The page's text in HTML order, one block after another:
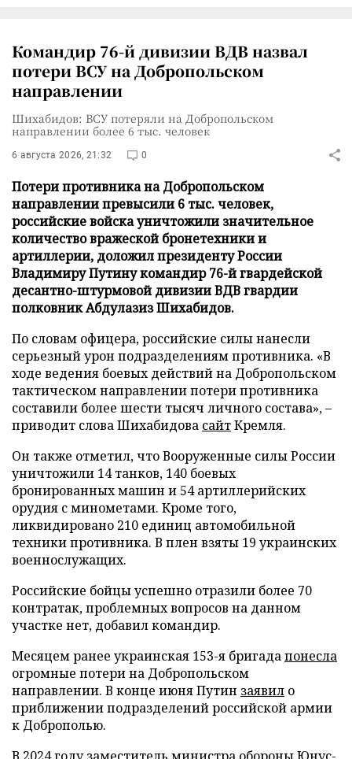
Командир 76-й дивизии ВДВ назвал
потери ВСУ на Добропольском
направлении
Шихабидов: ВСУ потеряли на Добропольском
направлении более 6 тыс. человек
6 августа 2026, 21:32 0
Потери противника на Добропольском
направлении превысили 6 тыс. человек,
российские войска уничтожили значительное
количество вражеской бронетехники и
артиллерии, доложил президенту России
Владимиру Путину командир 76-й гвардейской
десантно-штурмовой дивизии ВДВ гвардии
полковник Абдулазиз Шихабидов.
По словам офицера, российские силы нанесли
серьезный урон подразделениям противника. «В
ходе ведения боевых действий на Добропольском
тактическом направлении потери противника
составили более шести тысяч личного состава», –
приводит слова Шихабидова сайтКремля.
Он также отметил, что Вооруженные силы России
уничтожили 14 танков, 140 боевых
бронированных машин и 54 артиллерийских
орудия с минометами. Кроме того,
ликвидировано 210 единиц автомобильной
техники противника. В плен взяты 19 украинских
военнослужащих.
Российские бойцы успешно отразили более 70
контратак, проблемных вопросов на данном
участке нет, добавил командир.
Месяцем ранее украинская 153-я бригадапонесла
огромные потери на Добропольском
направлении. В конце июня Путин заявил о
приближении подразделений российской армии
к Доброполью.